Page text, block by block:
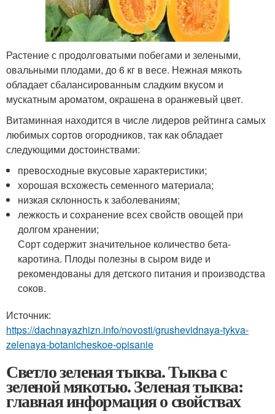
Растение с продолговатыми побегами и зелеными,
овальными плодами, до 6 кг в весе. Нежная мякоть
обладает сбалансированным сладким вкусом и
мускатным ароматом, окрашена в оранжевый цвет.
Витаминная находится в числе лидеров рейтинга самых
любимых сортов огородников, так как обладает
следующими достоинствами:
превосходные вкусовые характеристики;
хорошая всхожесть семенного материала;
низкая склонность к заболеваниям;
лежкость и сохранение всех свойств овощей при
долгом хранении;
Сорт содержит значительное количество бета-
каротина. Плоды полезны в сыром виде и
рекомендованы для детского питания и производства
соков.
Источник:
https://dachnayazhizn.info/novosti/grushevidnaya-tykva-
zelenaya-botanicheskoe-opisanie
Светло зеленая тыква. Тыква с
зеленой мякотью. Зеленая тыква:
главная информация о свойствах